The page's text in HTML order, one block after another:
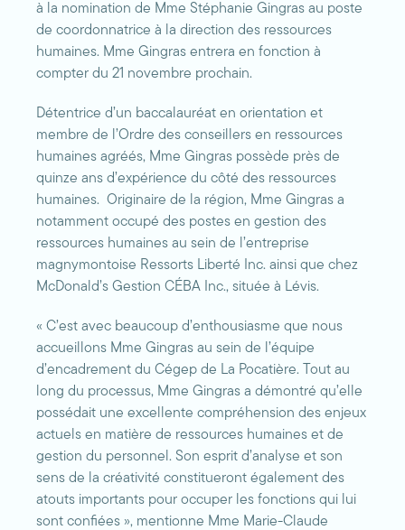
à la nomination de Mme Stéphanie Gingras au poste
de coordonnatrice à la direction des ressources
humaines. Mme Gingras entrera en fonction à
compter du 21 novembre prochain.
Détentrice d’un baccalauréat en orientation et
membre de l’Ordre des conseillers en ressources
humaines agréés, Mme Gingras possède près de
quinze ans d’expérience du côté des ressources
humaines. Originaire de la région, Mme Gingras a
notamment occupé des postes en gestion des
ressources humaines au sein de l’entreprise
magnymontoise Ressorts Liberté Inc. ainsi que chez
McDonald’s Gestion CÉBA Inc., située à Lévis.
« C’est avec beaucoup d’enthousiasme que nous
accueillons Mme Gingras au sein de l’équipe
d’encadrement du Cégep de La Pocatière. Tout au
long du processus, Mme Gingras a démontré qu’elle
possédait une excellente compréhension des enjeux
actuels en matière de ressources humaines et de
gestion du personnel. Son esprit d’analyse et son
sens de la créativité constitueront également des
atouts importants pour occuper les fonctions qui lui
sont confiées », mentionne Mme Marie-Claude